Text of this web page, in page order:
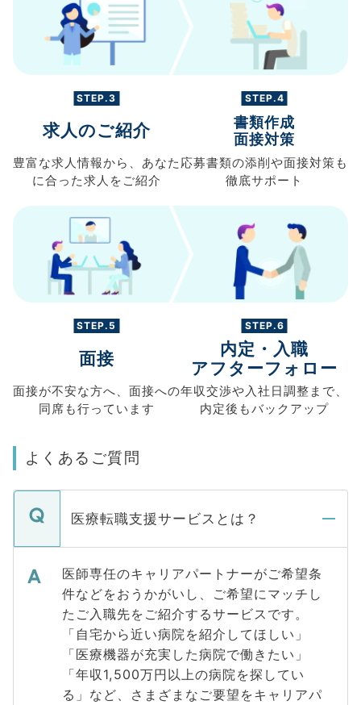
STEP.3
求人のご紹介
豊富な求人情報から、 あなた
に合った求人を ご紹介
STEP.4
書類作成
面接対策
応募書類の添削や面接対策も
徹底サポート
STEP.5
面接
面接が不安な方へ、 面接への
同席も行っています
STEP.6
内定・入職
アフターフォロー
年収交渉や入社日調整まで、
内定後もバックアップ
よくあるご質問
医療転職支援サービスとは？
医師専任のキャリアパートナーがご希望条
件などをおうかがいし、ご希望にマッチし
たご入職先をご紹介するサービスです。
「自宅から近い病院を紹介してほしい」
「医療機器が充実した病院で働きたい」
「年収1,500万円以上の病院を探してい
る」など、さまざまなご要望をキャリアパ